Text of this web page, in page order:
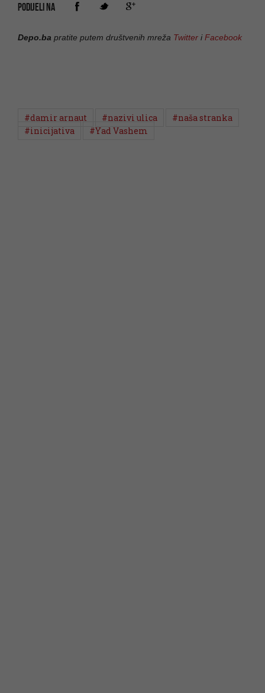
PODIJELI NA
Depo.ba pratite putem društvenih mreža Twitter iFacebook
#damir arnaut #nazivi ulica
#naša stranka
#inicijativa
#Yad Vashem